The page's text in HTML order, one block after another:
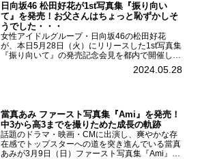
日向坂46 松田好花が1st写真集『振り向い
て』を発売！お父さんはちょっと恥ずかしそ
うでした・・・
女性アイドルグループ・日向坂46の松田好花
が、本日5月28日（火）にリリースした1st写真集
『振り向いて』の発売記念会見を都内で開催し
た。日向坂46 松田好花1st写真集『振り向いて』
発売記念会見写真集では日向坂46の松田好花を
2024.05.28
當真あみ ファースト写真集『Ami』を発売！
中3から高3までを撮りためた成長の軌跡
話題のドラマ・映画・CMに出演し、爽やかな存
在感でトップスターへの道を突き進んでいる當真
あみが3月9日（日）ファースト写真集『Ami』